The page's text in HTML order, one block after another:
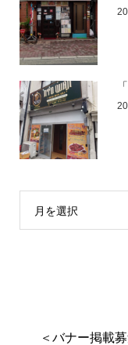
月を選択
＜バナー掲載